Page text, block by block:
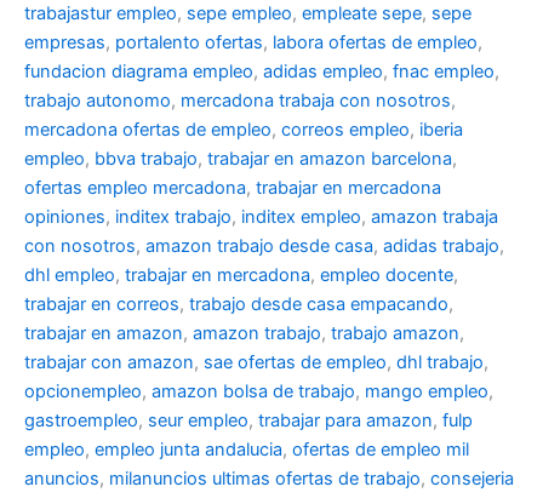
trabajastur empleo, sepe empleo, empleate sepe, sepe
empresas, portalento ofertas, labora ofertas de empleo,
fundacion diagrama empleo, adidas empleo, fnac empleo,
trabajo autonomo, mercadona trabaja con nosotros,
mercadona ofertas de empleo, correos empleo, iberia
empleo, bbva trabajo, trabajar en amazon barcelona,
ofertas empleo mercadona, trabajar en mercadona
opiniones, inditex trabajo, inditex empleo, amazon trabaja
con nosotros, amazon trabajo desde casa, adidas trabajo,
dhl empleo, trabajar en mercadona, empleo docente,
trabajar en correos, trabajo desde casa empacando,
trabajar en amazon, amazon trabajo, trabajo amazon,
trabajar con amazon, sae ofertas de empleo, dhl trabajo,
opcionempleo, amazon bolsa de trabajo, mango empleo,
gastroempleo, seur empleo, trabajar para amazon, fulp
empleo, empleo junta andalucia, ofertas de empleo mil
anuncios, milanuncios ultimas ofertas de trabajo, consejeria